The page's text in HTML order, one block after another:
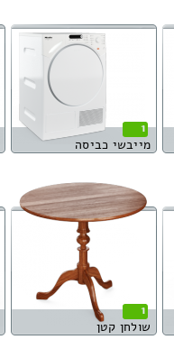
1
מייבשי כביסה
1
שולחן קטן